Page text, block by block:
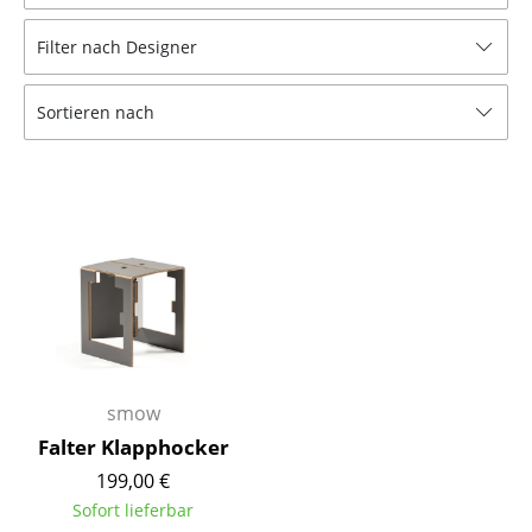
Bänke & Liegen
Sitzsäcke
Schaukelstühle
Bürodrehstühle
Konferenzstühle
Bürosessel
Einzelteile
... alle Sitzmöbel
Filter nach Designer
Sortieren nach
smow
Falter Klapphocker
199,00 €
Sofort lieferbar